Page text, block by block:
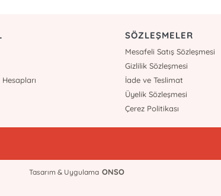
SÖZLEŞMELER
Mesafeli Satış Sözleşmesi
Gizlilik Sözleşmesi
İade ve Teslimat
Üyelik Sözleşmesi
Çerez Politikası
Tasarım & Uygulama ONSO